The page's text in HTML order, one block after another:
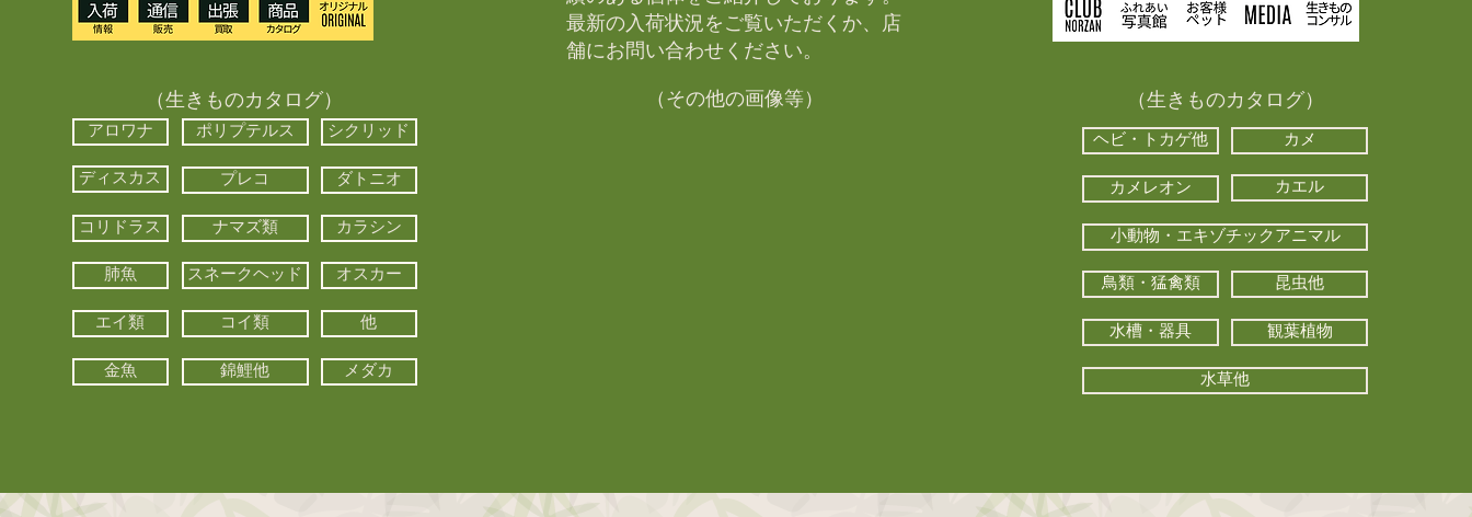
（生きものカタログ）
アロワナ ポリプテルス シクリッド
ディスカス プレコ ダトニオ
コリドラス ナマズ類 カラシン
肺魚 スネークヘッド オスカー
エイ類 コイ類 他
金魚 錦鯉他 メダカ
最新の入荷状況をご覧いただくか、店
舗にお問い合わせください。​
（その他の画像等） （生きものカタログ）
ヘビ・トカゲ他 カメ
カメレオン カエル
小動物・エキゾチックアニマル
鳥類・猛禽類 昆虫他
水槽・器具 観葉植物
水草他